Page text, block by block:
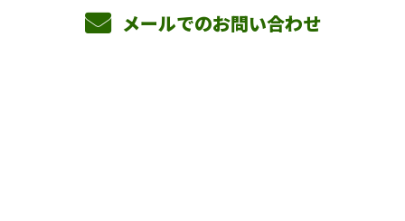
メールでのお問い合わせ